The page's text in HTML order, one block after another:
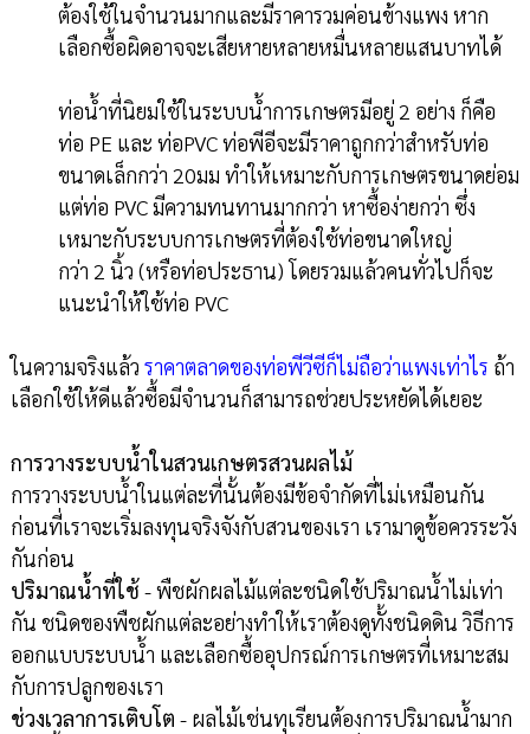
ต้องใช้ในจำนวนมากและมีราคารวมค่อนข้างแพง หาก
เลือกซื้อผิดอาจจะเสียหายหลายหมื่นหลายแสนบาทได้
ท่อน้ำที่นิยมใช้ในระบบน้ำการเกษตรมีอยู่ 2 อย่าง ก็คือ
ท่อ PE และ ท่อPVC ท่อพีอีจะมีราคาถูกกว่าสำหรับท่อ
ขนาดเล็กกว่า 20มม ทำให้เหมาะกับการเกษตรขนาดย่อม
แต่ท่อ PVC มีความทนทานมากกว่า หาซื้อง่ายกว่า ซึ่ง
เหมาะกับระบบการเกษตรที่ต้องใช้ท่อขนาดใหญ่
กว่า 2 นิ้ว (หรือท่อประธาน) โดยรวมแล้วคนทั่วไปก็จะ
แนะนำให้ใช้ท่อ PVC
ในความจริงแล้ว ราคาตลาดของท่อพีวีซีก็ไม่ถือว่าแพงเท่าไร ถ้า
เลือกใช้ให้ดีแล้วซื้อมีจำนวนก็สามารถช่วยประหยัดได้เยอะ
การวางระบบน้ำในสวนเกษตรสวนผลไม้
การวางระบบน้ำในแต่ละที่นั้นต้องมีข้อจำกัดที่ไม่เหมือนกัน
ก่อนที่เราจะเริ่มลงทุนจริงจังกับสวนของเรา เรามาดูข้อควรระวัง
กันก่อน
ปริมาณน้ำที่ใช้ - พืชผักผลไม้แต่ละชนิดใช้ปริมาณน้ำไม่เท่า
กัน ชนิดของพืชผักแต่ละอย่างทำให้เราต้องดูทั้งชนิดดิน วิธีการ
ออกแบบระบบน้ำ และเลือกซื้ออุปกรณ์การเกษตรที่เหมาะสม
กับการปลูกของเรา
ช่วงเวลาการเติบโต - ผลไม้เช่นทุเรียนต้องการปริมาณน้ำมาก